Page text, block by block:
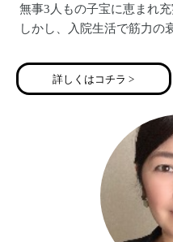
無事3人もの子宝に恵まれ
しかし、入院生活で筋力の
切迫早産で入院する女性の
パーソナルトレーナーを目
【全ての女性に彩り”豊か
【アンダーリップトリート
【ズボラでも楽しめる布ナ
【親子の絆を深める性教育
詳しくはコチラ >